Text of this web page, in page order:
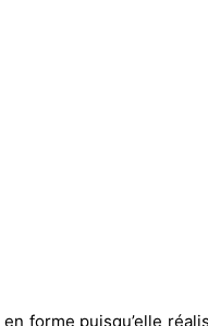
forme puisqu’elle